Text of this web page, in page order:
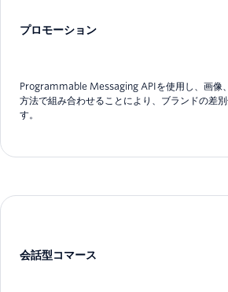
プロモーション
Programmable Messaging APIを使用し、画像
方法で組み合わせることにより、ブランドの差
す。
会話型コマース